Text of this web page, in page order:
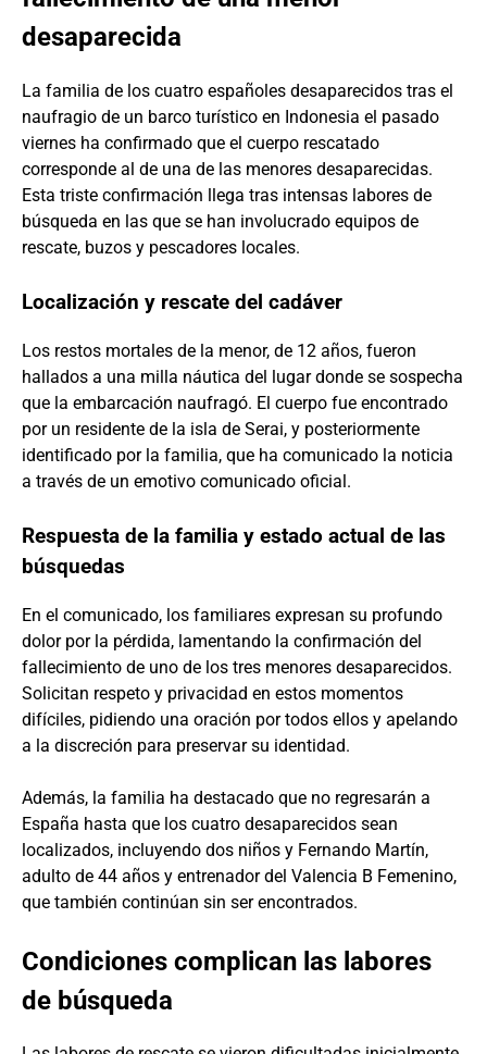
desaparecida
La familia de los cuatro españoles desaparecidos tras el
naufragio de un barco turístico en Indonesia el pasado
viernes ha confirmado que el cuerpo rescatado
corresponde al de una de las menores desaparecidas.
Esta triste confirmación llega tras intensas labores de
búsqueda en las que se han involucrado equipos de
rescate, buzos y pescadores locales.
Localización y rescate del cadáver
Los restos mortales de la menor, de 12 años, fueron
hallados a una milla náutica del lugar donde se sospecha
que la embarcación naufragó. El cuerpo fue encontrado
por un residente de la isla de Serai, y posteriormente
identificado por la familia, que ha comunicado la noticia
a través de un emotivo comunicado oficial.
Respuesta de la familia y estado actual de las
búsquedas
En el comunicado, los familiares expresan su profundo
dolor por la pérdida, lamentando la confirmación del
fallecimiento de uno de los tres menores desaparecidos.
Solicitan respeto y privacidad en estos momentos
difíciles, pidiendo una oración por todos ellos y apelando
a la discreción para preservar su identidad.
Además, la familia ha destacado que no regresarán a
España hasta que los cuatro desaparecidos sean
localizados, incluyendo dos niños y Fernando Martín,
adulto de 44 años y entrenador del Valencia B Femenino,
que también continúan sin ser encontrados.
Condiciones complican las labores
de búsqueda